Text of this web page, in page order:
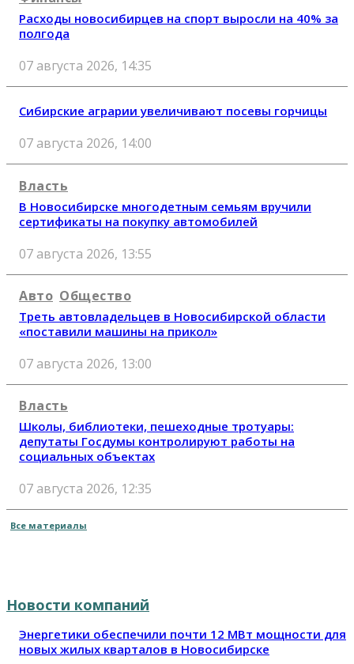
Расходы новосибирцев на спорт выросли на 40% за
полгода
07 августа 2026, 14:35
Сибирские аграрии увеличивают посевы горчицы
07 августа 2026, 14:00
Власть
В Новосибирске многодетным семьям вручили
сертификаты на покупку автомобилей
07 августа 2026, 13:55
Авто Общество
Треть автовладельцев в Новосибирской области
«поставили машины на прикол»
07 августа 2026, 13:00
Власть
Школы, библиотеки, пешеходные тротуары:
депутаты Госдумы контролируют работы на
социальных объектах
07 августа 2026, 12:35
Все материалы
Новости компаний
Энергетики обеспечили почти 12 МВт мощности для
новых жилых кварталов в Новосибирске